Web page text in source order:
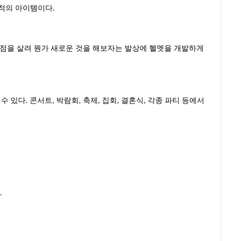
의 아이템이다.
을 살려 뭔가 새로운 것을 해보자는 발상에 헬멧을 개발하게
있다. 콘서트, 박람회 , 축제 , 집회 , 결혼식, 각종 파티 등에서
.